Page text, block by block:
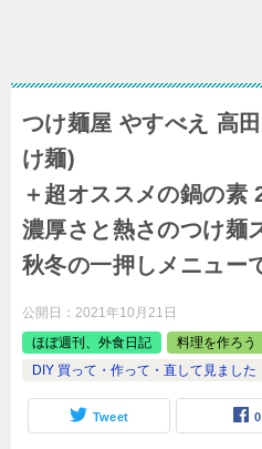
つけ麺屋 やすべえ 高
け麺)
＋超オススメの鍋の素
濃厚さと熱さのつけ麺
秋冬の一押しメニュー
公開日： 2021年10月21日
ほぼ週刊、外食日記
料理を作ろう
DIY 買って・作って・直して見ました
Tweet 0